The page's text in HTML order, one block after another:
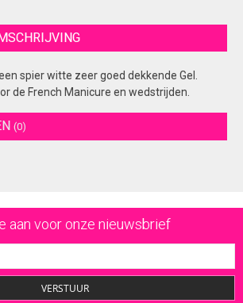
spier witte zeer goed dekkende Gel.
de French Manicure en wedstrijden.
(0)
aan voor onze nieuwsbrief
VERSTUUR